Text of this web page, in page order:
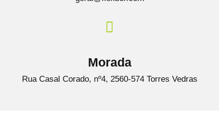
Morada
Rua Casal Corado, nº4, 2560-574 Torres Vedras